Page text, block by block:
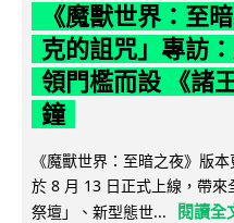
《魔獸世界：至
克的詛咒」專訪
領門檻而設 《諸
鐘
《魔獸世界：至暗之夜》版
於 8 月 13 日正式上線，帶
祭壇」、新型態世...
閱讀全